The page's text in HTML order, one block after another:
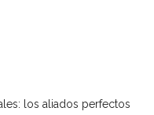
los aliados perfectos